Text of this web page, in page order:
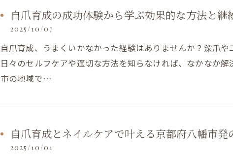
自爪育成の成功体験から学ぶ効果的な方法と
2025/10/07
自爪育成、うまくいかなかった経験はありませんか？深爪や
日々のセルフケアや適切な方法を知らなければ、なかなか
市の地域で…
自爪育成とネイルケアで叶える京都府八幡市発
2025/10/01